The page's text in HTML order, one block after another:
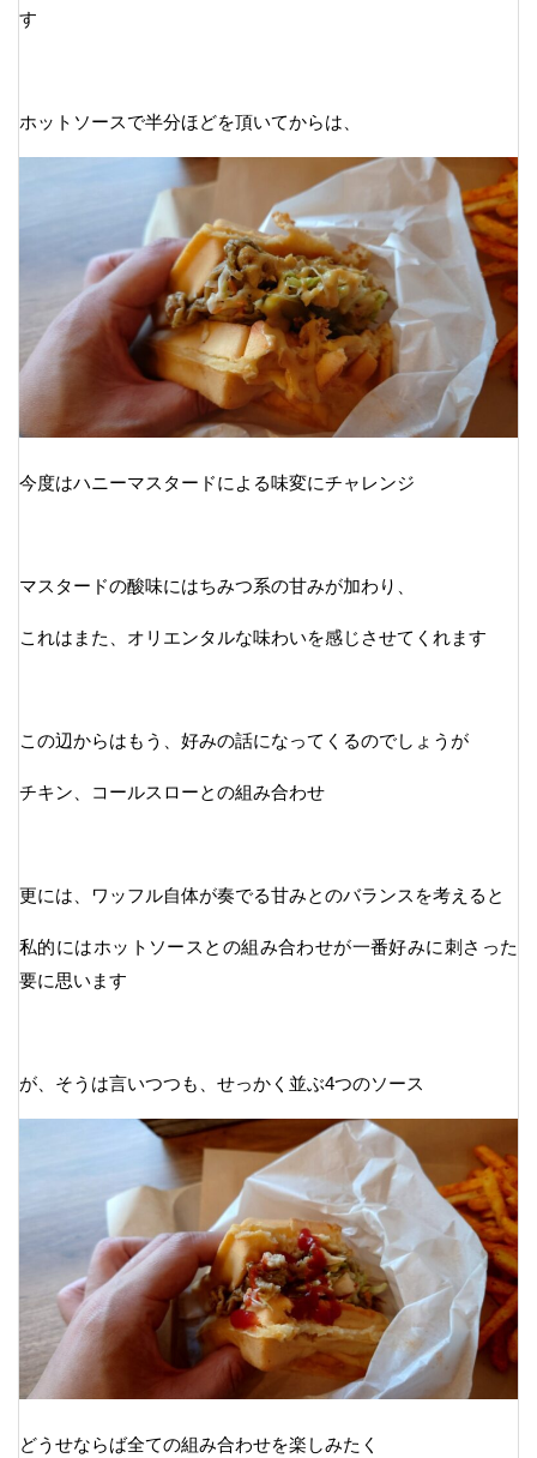
す
ホットソースで半分ほどを頂いてからは、
今度はハニーマスタードによる味変にチャレンジ
マスタードの酸味にはちみつ系の甘みが加わり、
これはまた、オリエンタルな味わいを感じさせてくれます
この辺からはもう、好みの話になってくるのでしょうが
チキン、コールスローとの組み合わせ
更には、ワッフル自体が奏でる甘みとのバランスを考えると
私的にはホットソースとの組み合わせが一番好みに刺さった
要に思います
が、そうは言いつつも、せっかく並ぶ4つのソース
どうせならば全ての組み合わせを楽しみたく